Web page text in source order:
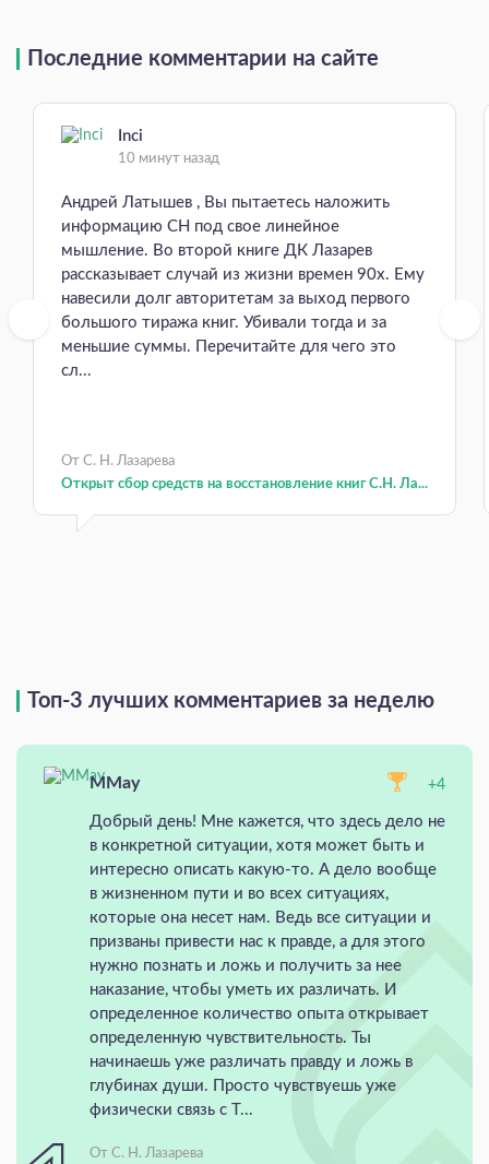
Последние комментарии на сайте
Inci
10 минут назад
Андрей Латышев , Вы пытаетесь наложить
информацию СН под свое линейное
мышление. Во второй книге ДК Лазарев
рассказывает случай из жизни времен 90х. Ему
навесили долг авторитетам за выход первого
большого тиража книг. Убивали тогда и за
меньшие суммы. Перечитайте для чего это
сл...
От С. Н. Лазарева
Открыт сбор средств на восстановление книг С.Н. Ла...
Топ-3 лучших комментариев за неделю
MMay +4
Добрый день! Мне кажется, что здесь дело не
в конкретной ситуации, хотя может быть и
интересно описать какую-то. А дело вообще
в жизненном пути и во всех ситуациях,
которые она несет нам. Ведь все ситуации и
призваны привести нас к правде, а для этого
нужно познать и ложь и получить за нее
наказание, чтобы уметь их различать. И
определенное количество опыта открывает
определенную чувствительность. Ты
начинаешь уже различать правду и ложь в
глубинах души. Просто чувствуешь уже
физически связь с Т...
От С. Н. Лазарева